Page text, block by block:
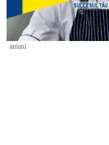
Miercuri, 15 Iunie 2022
aniani